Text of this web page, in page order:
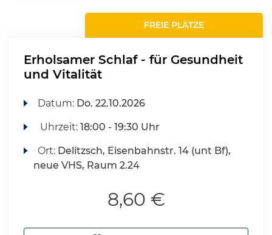
FREIE PLÄTZE
Erholsamer Schlaf - für Gesundheit
und Vitalität
Datum: Do. 22.10.2026
Uhrzeit:18:00 - 19:30 Uhr
Ort: Delitzsch, Eisenbahnstr. 14 (unt Bf),
neue VHS, Raum 2.24
8,60 €